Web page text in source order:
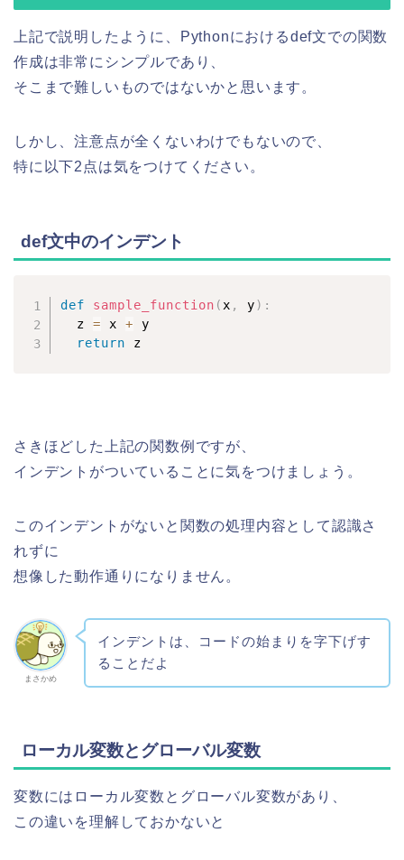
上記で説明したように、Pythonにおけるdef文での関数
作成は非常にシンプルであり、
そこまで難しいものではないかと思います。
しかし、注意点が全くないわけでもないので、
特に以下2点は気をつけてください。
def文中のインデント
def sample_function ( x , y) :
  z
= x + y
return z
さきほどした上記の関数例ですが、
インデントがついていることに気をつけましょう。
このインデントがないと関数の処理内容として認識さ
れずに
想像した動作通りになりません。
まさかめ
インデントは、コードの始まりを字下げす
ることだよ
ローカル変数とグローバル変数
変数にはローカル変数とグローバル変数があり、
この違いを理解しておかないと